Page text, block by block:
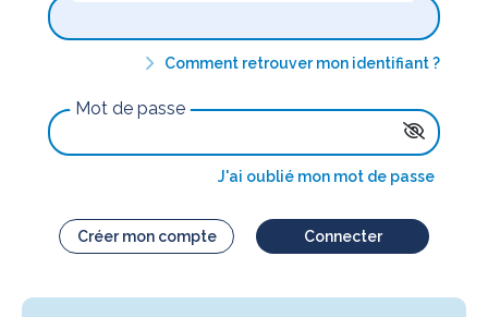
Comment retrouver mon identifiant ?
Mot de passe
J'ai oublié mon mot de passe
Créer mon compte Connecter